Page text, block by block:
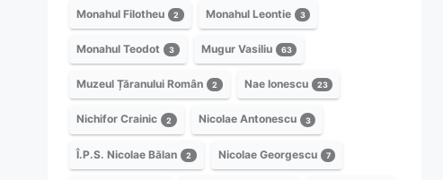
Monahul Filotheu 2 Monahul Leontie 3
Monahul Teodot 3 Mugur Vasiliu 63
Muzeul Țăranului Român 2 Nae Ionescu 23
Nichifor Crainic 2 Nicolae Antonescu 3
Î.P.S. Nicolae Bălan 2 Nicolae Georgescu 7